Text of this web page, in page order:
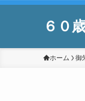
６０
ホーム 御